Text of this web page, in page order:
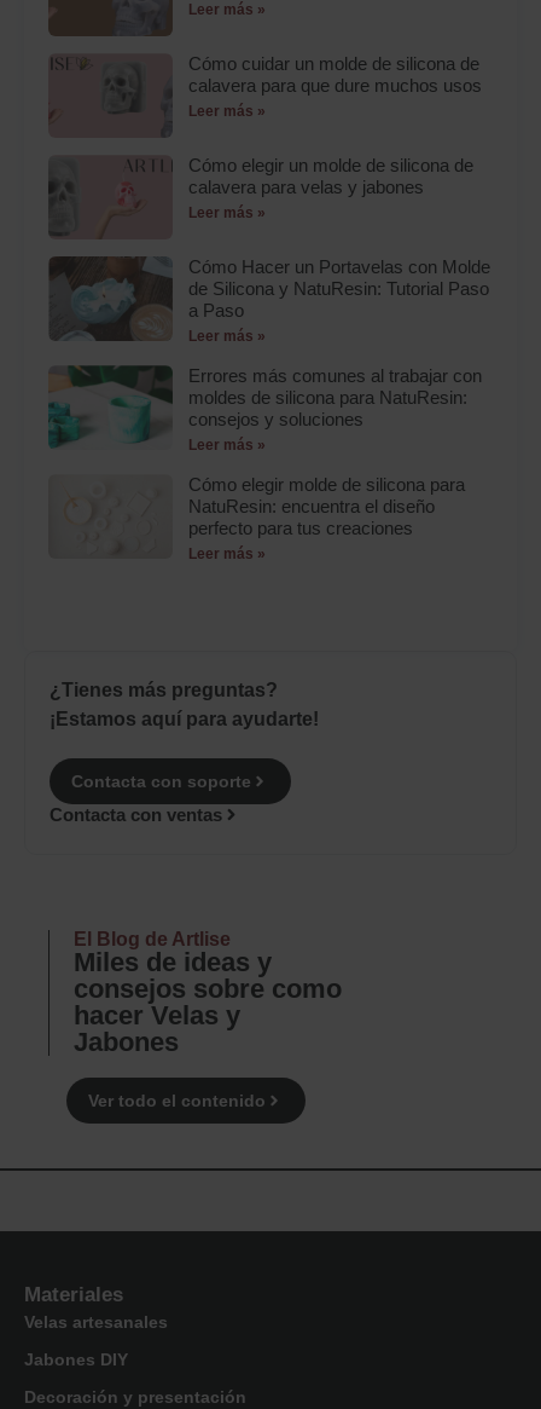
Leer más »
Cómo cuidar un molde de silicona de
calavera para que dure muchos usos
Leer más »
Cómo elegir un molde de silicona de
calavera para velas y jabones
Leer más »
Cómo Hacer un Portavelas con Molde
de Silicona y NatuResin: Tutorial Paso
a Paso
Leer más »
Errores más comunes al trabajar con
moldes de silicona para NatuResin:
consejos y soluciones
Leer más »
Cómo elegir molde de silicona para
NatuResin: encuentra el diseño
perfecto para tus creaciones
Leer más »
¿Tienes más preguntas?
¡Estamos aquí para ayudarte!
Contacta con soporte
Contacta con ventas
El Blog de Artlise
Miles de ideas y
consejos sobre como
hacer Velas y
Jabones
Ver todo el contenido
Materiales
Velas artesanales
Jabones DIY
Decoración y presentación